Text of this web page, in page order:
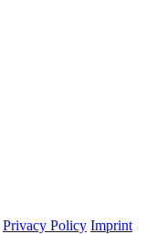
Privacy Policy Imprint